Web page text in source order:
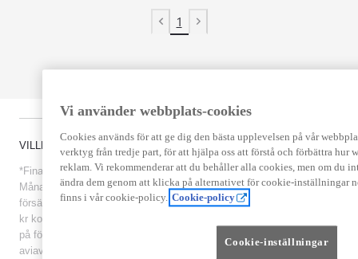
Previous page
1
Next page
VILLKOR
*Finansiering via Toyota Financial Services:
Månadskostnadsexempel 2 234 kr/mån med Fördelslån vid
försäljningspris 250 000 kr, 36 månader, ord. rörlig ränta 6,69, 75 000
kr kontantinsats och 125 000 kr restskuld. Restskulden är baserad
på försäljningspris. Effektiv ränta 7,47%. Uppläggningsavgift och
aviavgift tillkommer. Med reservation för avvikelser, prisförändringar
Vi använder webbplats-cookies
Cookies används för att ge dig den bästa upplevelsen på vår
verktyg från tredje part, för att hjälpa oss att förstå och förbättra hur
reklam. Vi rekommenderar att du behåller alla cookies, men om du
ändra dem genom att klicka på alternativet för cookie-inställningar
finns i vår cookie-policy. Cookie-policy
Cookie-inställningar